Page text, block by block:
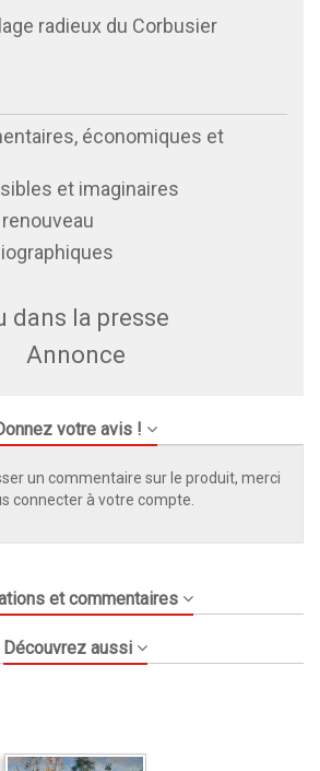
radieux du Corbusier
économiques et
et imaginaires
dans la presse
Annonce
votre avis !
un commentaire sur le produit, merci
connecter à votre compte.
et commentaires
Découvrez aussi